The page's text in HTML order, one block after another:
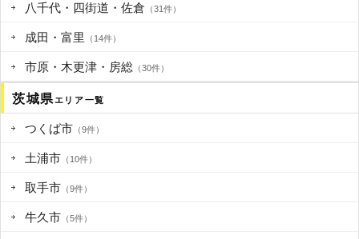
八千代・四街道・佐倉 （31件）
成田・富里 （14件）
市原・木更津・房総 （30件）
茨城県エリア一覧
つくば市 （9件）
土浦市 （10件）
取手市 （9件）
牛久市 （5件）